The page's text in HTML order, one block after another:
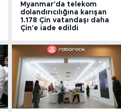
Myanmar'da telekom
dolandırıcılığına karışan
1.178 Çin vatandaşı daha
Çin'e iade edildi